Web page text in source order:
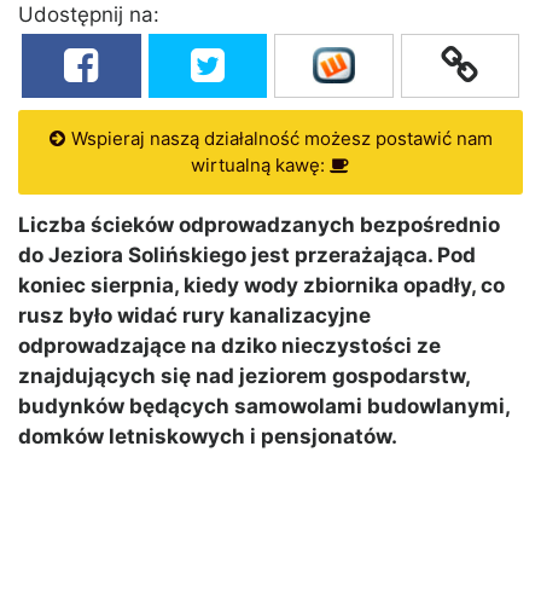
Udostępnij na:
Wspieraj naszą działalność możesz postawić nam
wirtualną kawę:
Liczba ścieków odprowadzanych bezpośrednio
do Jeziora Solińskiego jest przerażająca. Pod
koniec sierpnia, kiedy wody zbiornika opadły, co
rusz było widać rury kanalizacyjne
odprowadzające na dziko nieczystości ze
znajdujących się nad jeziorem gospodarstw,
budynków będących samowolami budowlanymi,
domków letniskowych i pensjonatów.